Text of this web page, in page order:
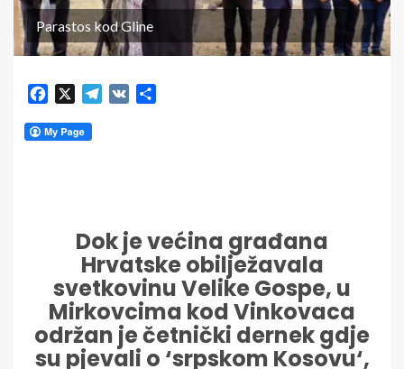
Parastos kod Gline
Facebook Telegram
VK
Dok je većina građana
Hrvatske obilježavala
svetkovinu Velike Gospe, u
Mirkovcima kod Vinkovaca
održan je četnički dernek gdje
su pjevali o ‘srpskom Kosovu‘,